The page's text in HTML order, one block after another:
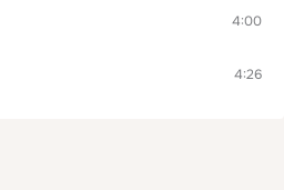
4:00
4:26